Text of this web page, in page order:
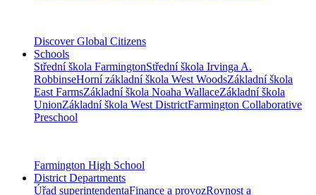
Discover Global Citizens
Schools
Střední škola FarmingtonStřední škola Irvinga A.
RobbinseHorní základní škola West WoodsZákladní škola
East FarmsZákladní škola Noaha WallaceZákladní škola
UnionZákladní škola West DistrictFarmington Collaborative
Preschool
Farmington High School
District Departments
Úřad superintendentaFinance a provozRovnost a